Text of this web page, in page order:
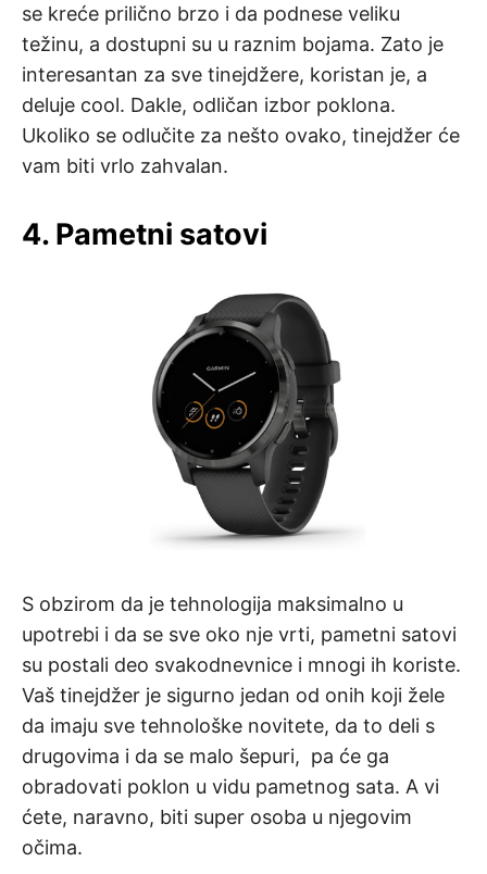
se kreće prilično brzo i da podnese veliku
težinu, a dostupni su u raznim bojama. Zato je
interesantan za sve tinejdžere, koristan je, a
deluje cool. Dakle, odličan izbor poklona.
Ukoliko se odlučite za nešto ovako, tinejdžer će
vam biti vrlo zahvalan.
4. Pametni satovi
S obzirom da je tehnologija maksimalno u
upotrebi i da se sve oko nje vrti, pametni satovi
su postali deo svakodnevnice i mnogi ih koriste.
Vaš tinejdžer je sigurno jedan od onih koji žele
da imaju sve tehnološke novitete, da to deli s
drugovima i da se malo šepuri, pa će ga
obradovati poklon u vidu pametnog sata. A vi
ćete, naravno, biti super osoba u njegovim
očima.